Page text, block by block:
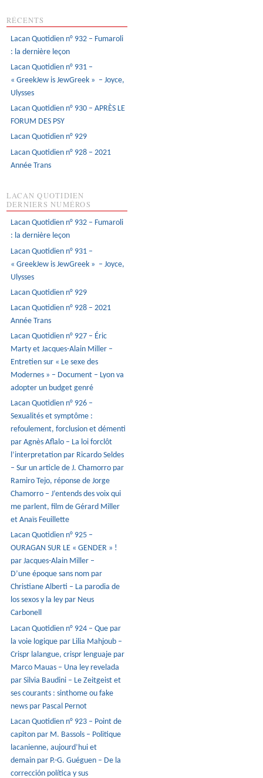
RÉCENTS
Lacan Quotidien n° 932 – Fumaroli
: la dernière leçon
Lacan Quotidien n° 931 –
« GreekJew is JewGreek » – Joyce,
Ulysses
Lacan Quotidien n° 930 – APRÈS LE
FORUM DES PSY
Lacan Quotidien n° 929
Lacan Quotidien n° 928 – 2021
Année Trans
LACAN QUOTIDIEN
DERNIERS NUMÉROS
Lacan Quotidien n° 932 – Fumaroli
: la dernière leçon
Lacan Quotidien n° 931 –
« GreekJew is JewGreek » – Joyce,
Ulysses
Lacan Quotidien n° 929
Lacan Quotidien n° 928 – 2021
Année Trans
Lacan Quotidien n° 927 – Éric
Marty et Jacques-Alain Miller –
Entretien sur « Le sexe des
Modernes » – Document – Lyon va
adopter un budget genré
Lacan Quotidien n° 926 –
Sexualités et symptôme :
refoulement, forclusion et démenti
par Agnès Aflalo – La loi forclôt
l’interpretation par Ricardo Seldes
– Sur un article de J. Chamorro par
Ramiro Tejo, réponse de Jorge
Chamorro – J’entends des voix qui
me parlent, film de Gérard Miller
et Anaïs Feuillette
Lacan Quotidien n° 925 –
OURAGAN SUR LE « GENDER » !
par Jacques-Alain Miller –
D’une époque sans nom par
Christiane Alberti – La parodia de
los sexos y la ley par Neus
Carbonell
Lacan Quotidien n° 924 – Que par
la voie logique par Lilia Mahjoub –
Crispr lalangue, crispr lenguaje par
Marco Mauas – Una ley revelada
par Silvia Baudini – Le Zeitgeist et
ses courants : sinthome ou fake
news par Pascal Pernot
Lacan Quotidien n° 923 – Point de
capiton par M. Bassols – Politique
lacanienne, aujourd’hui et
demain par P.-G. Guéguen – De la
corrección política y sus